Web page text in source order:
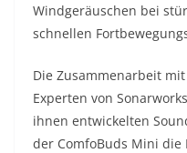
Windgeräuschen bei
schnellen
Die Zusammenarbeit
Experten von
ihnen entwickelten
der ComfoBuds Mini